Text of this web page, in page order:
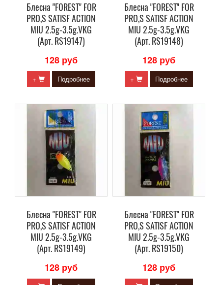
Блесна "FOREST" FOR
PRO,S SATISF ACTION
MIU 2.5g-3.5g.VKG
(Арт. RS19147)
128 руб
+ Подробнее
Блесна "FOREST" FOR
PRO,S SATISF ACTION
MIU 2.5g-3.5g.VKG
(Арт. RS19148)
128 руб
+ Подробнее
Блесна "FOREST" FOR
PRO,S SATISF ACTION
MIU 2.5g-3.5g.VKG
(Арт. RS19149)
128 руб
Блесна "FOREST" FOR
PRO,S SATISF ACTION
MIU 2.5g-3.5g.VKG
(Арт. RS19150)
128 руб